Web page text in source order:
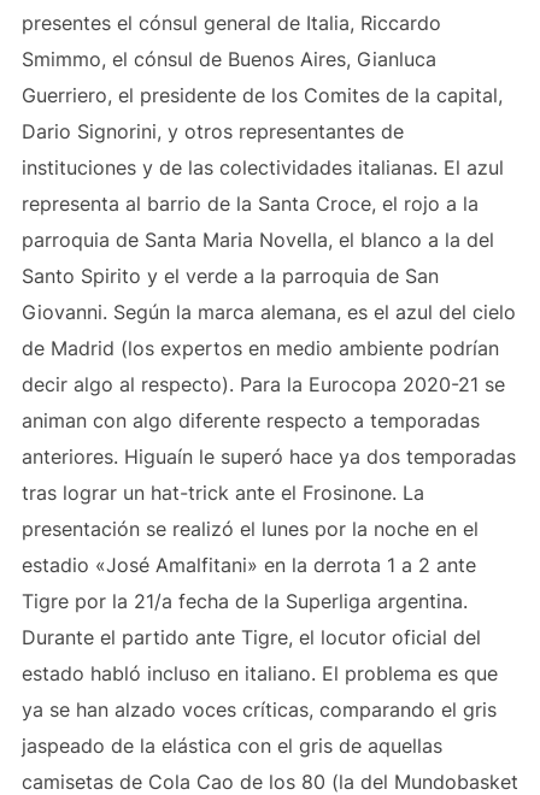
presentes el cónsul general de Italia, Riccardo
Smimmo, el cónsul de Buenos Aires, Gianluca
Guerriero, el presidente de los Comites de la capital,
Dario Signorini, y otros representantes de
instituciones y de las colectividades italianas. El azul
representa al barrio de la Santa Croce, el rojo a la
parroquia de Santa Maria Novella, el blanco a la del
Santo Spirito y el verde a la parroquia de San
Giovanni. Según la marca alemana, es el azul del cielo
de Madrid (los expertos en medio ambiente podrían
decir algo al respecto). Para la Eurocopa 2020-21 se
animan con algo diferente respecto a temporadas
anteriores. Higuaín le superó hace ya dos temporadas
tras lograr un hat-trick ante el Frosinone. La
presentación se realizó el lunes por la noche en el
estadio «José Amalfitani» en la derrota 1 a 2 ante
Tigre por la 21/a fecha de la Superliga argentina.
Durante el partido ante Tigre, el locutor oficial del
estado habló incluso en italiano. El problema es que
ya se han alzado voces críticas, comparando el gris
jaspeado de la elástica con el gris de aquellas
camisetas de Cola Cao de los 80 (la del Mundobasket